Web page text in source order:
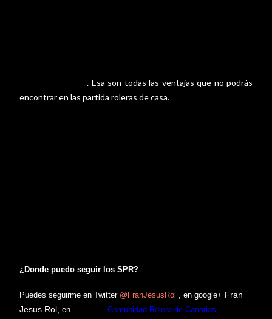
. Esa son todas las ventajas que no podrás
encontrar en las partida roleras de casa.
¿Donde puedo seguir los SPR?
Puedes seguirme en Twitter @ FranJesusRol , en google+ Fran
Jesus Rol, en Comunidad Rolera de Canarias,